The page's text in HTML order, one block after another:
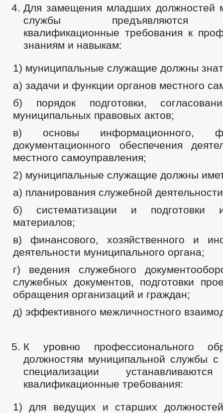
Для замещения младших должностей
службы предъявляются
квалификационные требования к
знаниям и навыкам:
1) муниципальные служащие должны
а) задачи и функции органов местного
б) порядок подготовки,
муниципальных правовых актов;
в) основы информационного,
документационного обеспечения
местного самоуправления;
2) муниципальные служащие должны
а) планирования служебной
б) систематизации и подготовки
материалов;
в) финансового, хозяйственного и
деятельности муниципального органа;
г) ведения служебного
служебных документов, подготовки
обращения организаций и граждан;
д) эффективного межличностного
К уровню профессионального
должностям муниципальной службы с
специализации
квалификационные требования:
1) для ведущих и старших